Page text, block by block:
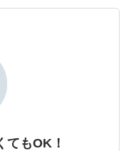
てもOK！